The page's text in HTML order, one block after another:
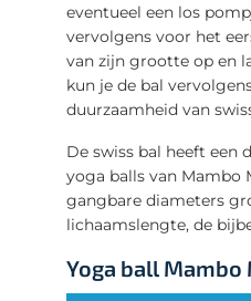
eventueel een los
vervolgens voor het
van zijn grootte op en
kun je de bal
duurzaamheid van
De swiss bal heeft een
yoga balls van Mambo
gangbare diameters
lichaamslengte, de
Yoga ball